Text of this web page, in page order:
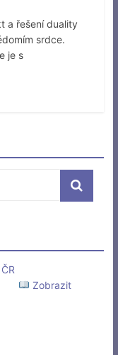
a řešení duality
srdce.
je s
Zobrazit